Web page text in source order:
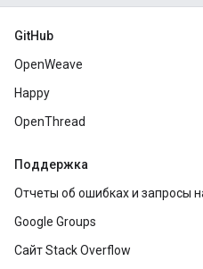
GitHub
OpenWeave
Happy
OpenThread
Поддержка
Отчеты об ошибках и запросы
Google Groups
Сайт Stack Overflow